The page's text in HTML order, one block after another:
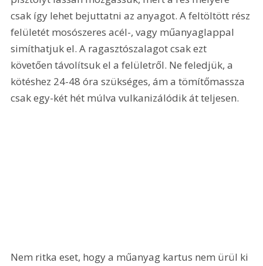
csak így lehet bejuttatni az anyagot. A feltöltött rész
felületét mosószeres acél-, vagy műanyaglappal
simíthatjuk el. A ragasztószalagot csak ezt
követően távolítsuk el a felületről. Ne feledjük, a
kötéshez 24-48 óra szükséges, ám a tömítőmassza
csak egy-két hét múlva vulkanizálódik át teljesen.
Nem ritka eset, hogy a műanyag kartus nem ürül ki